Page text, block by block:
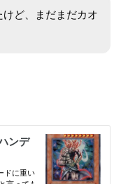
ど、まだまだカオ